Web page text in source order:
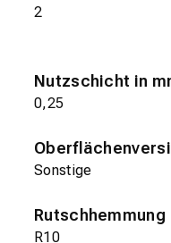
2
Nutzschicht in
0,25
Sonstige
Rutschhemmung
R10